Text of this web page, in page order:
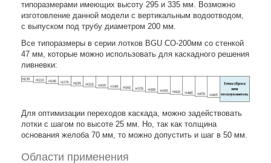
типоразмерами имеющих высоту 295 и 335 мм. Возможно
изготовление данной модели с вертикальным водоотводом,
с выпуском под трубу диаметром 200 мм.
Все типоразмеры в серии лотков BGU СО-200мм со стенкой
47 мм, которые можно использовать для каскадного решения
ливневки:
Для оптимизации переходов каскада, можно задействовать
лотки с шагом по высоте 25 мм. Но, так как толщина
основания желоба 70 мм, то можно допустить и шаг в 50 мм.
Области применения